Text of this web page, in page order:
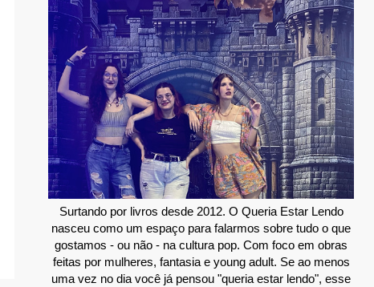
Surtando por livros desde 2012. O Queria Estar Lendo
nasceu como um espaço para falarmos sobre tudo o que
gostamos - ou não - na cultura pop. Com foco em obras
feitas por mulheres, fantasia e young adult. Se ao menos
uma vez no dia você já pensou "queria estar lendo", esse